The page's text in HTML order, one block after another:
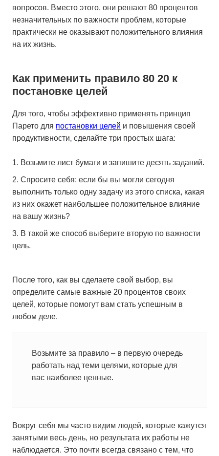
вопросов. Вместо этого, они решают 80 процентов
незначительных по важности проблем, которые
практически не оказывают положительного влияния
на их жизнь.
Как применить правило 80 20 к
постановке целей
Для того, чтобы эффективно применять принцип
Парето для постановки целей и повышения своей
продуктивности, сделайте три простых шага:
Возьмите лист бумаги и запишите десять заданий.
Спросите себя: если бы вы могли сегодня
выполнить только одну задачу из этого списка, какая
из них окажет наибольшее положительное влияние
на вашу жизнь?
В такой же способ выберите вторую по важности
цель.
После того, как вы сделаете свой выбор, вы
определите самые важные 20 процентов своих
целей, которые помогут вам стать успешным в
любом деле.
Возьмите за правило – в первую очередь
работать над теми целями, которые для
вас наиболее ценные.
Вокруг себя мы часто видим людей, которые кажутся
занятыми весь день, но результата их работы не
наблюдается. Это почти всегда связано с тем, что